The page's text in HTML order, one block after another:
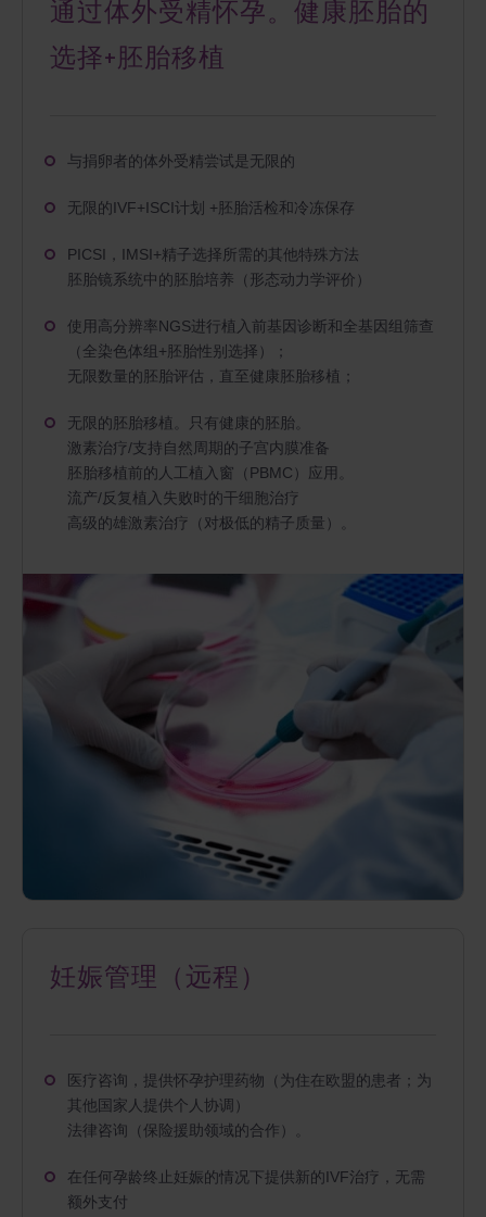
通过体外受精怀孕。健康胚胎的
选择+胚胎移植
与捐卵者的体外受精尝试是无限的
无限的IVF+ISCI计划 +胚胎活检和冷冻保存
PICSI，IMSI+精子选择所需的其他特殊方法
胚胎镜系统中的胚胎培养（形态动力学评价）
使用高分辨率NGS进行植入前基因诊断和全基因组筛查
（全染色体组 +胚胎性别选择）；
无限数量的胚胎评估，直至健康胚胎移植；
无限的胚胎移植。只有健康的胚胎。
激素治疗/支持自然周期的子宫内膜准备
胚胎移植前的人工植入窗（PBMC）应用。
流产/反复植入失败时的干细胞治疗
高级的雄激素治疗（对极低的精子质量）。
妊娠管理（远程）
医疗咨询，提供怀孕护理药物（为住在欧盟的患者；为
其他国家人提供个人协调）
法律咨询（保险援助领域的合作）。
在任何孕龄终止妊娠的情况下提供新的IVF治疗，无需
额外支付